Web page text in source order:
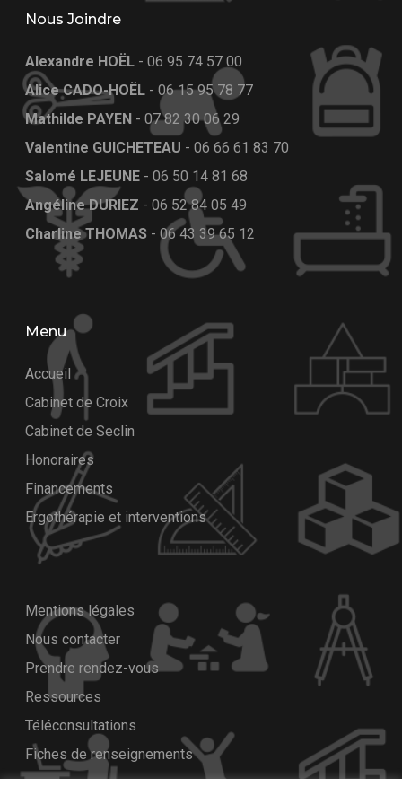
Nous Joindre
Alexandre HOËL - 06 95 74 57 00
Alice CADO-HOËL - 06 15 95 78 77
Mathilde PAYEN - 07 82 30 06 29
Valentine GUICHETEAU - 06 66 61 83 70
Salomé LEJEUNE - 06 50 14 81 68
Angéline DURIEZ - 06 52 84 05 49
Charline THOMAS - 06 43 39 65 12
Menu
Accueil
Cabinet de Croix
Cabinet de Seclin
Honoraires
Financements
Ergothérapie et interventions
Mentions légales
Nous contacter
Prendre rendez-vous
Ressources
Téléconsultations
Fiches de renseignements